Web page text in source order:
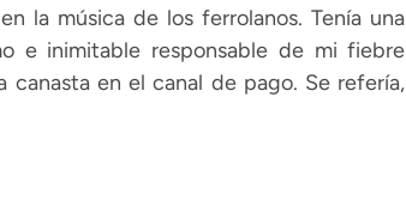
la música de los ferrolanos. Tenía una
e inimitable responsable de mi fiebre
canasta en el canal de pago. Se refería,